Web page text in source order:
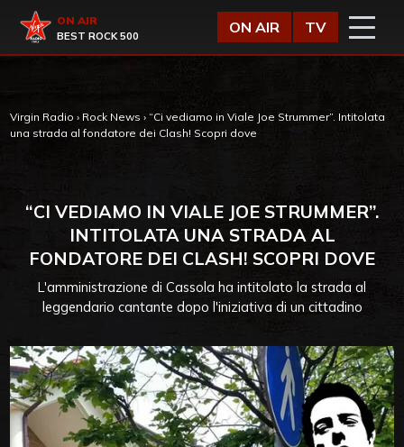
Virgin Radio
ON AIR
BEST ROCK 500
ON AIR TV
Virgin Radio › Rock News › “Ci vediamo in Viale Joe Strummer”. Intitolata
una strada al fondatore dei Clash! Scopri dove
“CI VEDIAMO IN VIALE JOE STRUMMER”.
INTITOLATA UNA STRADA AL
FONDATORE DEI CLASH! SCOPRI DOVE
L'amministrazione di Cassola ha intitolato la strada al
leggendario cantante dopo l'iniziativa di un cittadino